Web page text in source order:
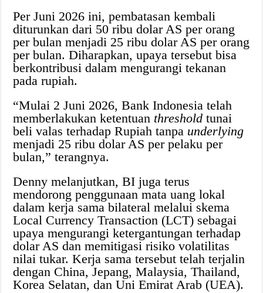
Per Juni 2026 ini, pembatasan kembali
diturunkan dari 50 ribu dolar AS per orang
per bulan menjadi 25 ribu dolar AS per orang
per bulan. Diharapkan, upaya tersebut bisa
berkontribusi dalam mengurangi tekanan
pada rupiah.
“Mulai 2 Juni 2026, Bank Indonesia telah
memberlakukan ketentuan threshold tunai
beli valas terhadap Rupiah tanpa underlying
menjadi 25 ribu dolar AS per pelaku per
bulan,” terangnya.
Denny melanjutkan, BI juga terus
mendorong penggunaan mata uang lokal
dalam kerja sama bilateral melalui skema
Local Currency Transaction (LCT) sebagai
upaya mengurangi ketergantungan terhadap
dolar AS dan memitigasi risiko volatilitas
nilai tukar. Kerja sama tersebut telah terjalin
dengan China, Jepang, Malaysia, Thailand,
Korea Selatan, dan Uni Emirat Arab (UEA).